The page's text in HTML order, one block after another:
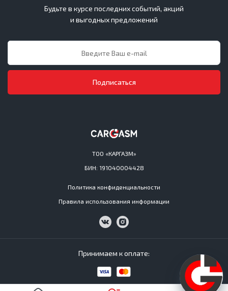
ТОО «КАРГАЗМ»
БИН: 191040004428
Политика конфиденциальности
Правила использования информации
Будьте в курсе последних событий, акций
и выгодных предложений
Подписаться
Принимаем к оплате: